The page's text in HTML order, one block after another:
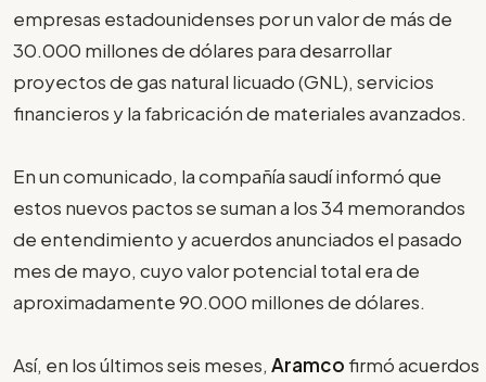
empresas estadounidenses por un valor de más de
30.000 millones de dólares para desarrollar
proyectos de gas natural licuado (GNL), servicios
financieros y la fabricación de materiales avanzados.
En un comunicado, la compañía saudí informó que
estos nuevos pactos se suman a los 34 memorandos
de entendimiento y acuerdos anunciados el pasado
mes de mayo, cuyo valor potencial total era de
aproximadamente 90.000 millones de dólares.
Así, en los últimos seis meses, Aramco firmó acuerdos